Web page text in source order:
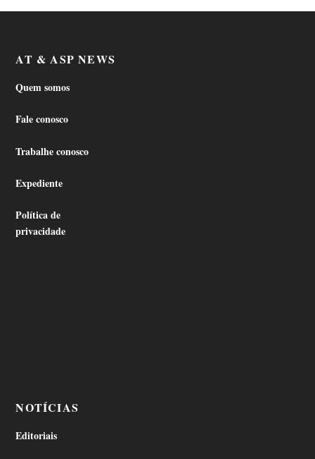
AT & ASP NEWS
Quem somos
Fale conosco
Trabalhe conosco
Expediente
Política de
privacidade
NOTÍCIAS
Editoriais